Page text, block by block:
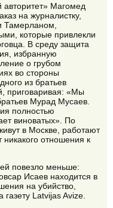
Магомед
на журналистку,
Тамерланом,
которые привлекли
В среду защита
избранную
о грубом
во стороны
из братьев
приговаривая: «Мы
Мурад Мусаев.
полностью
виноватых». По
в Москве, работают
отношения к
повезло меньше:
Исаев находится в
на убийство,
Latvijas Avize.